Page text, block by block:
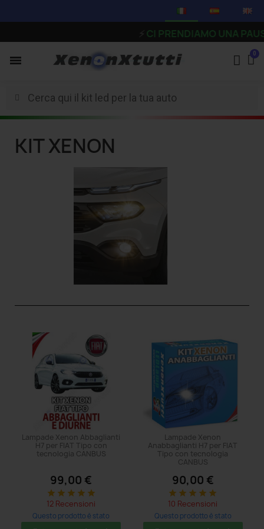
CI PRENDIAMO UNA
KIT XENON
Lampade Xenon Abbaglianti
H7 per FIAT Tipo con
tecnologia CANBUS
99,00 €
star star star star star
12 Recensioni
Questo prodotto è stato
Lampade Xenon
Anabbaglianti H7 per FIAT
Tipo con tecnologia
CANBUS
90,00 €
star star star star star
10 Recensioni
Questo prodotto è stato